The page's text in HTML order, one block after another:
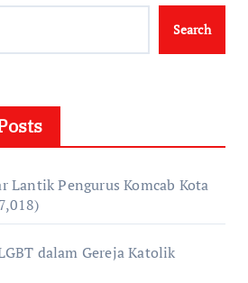
Search
Lantik Pengurus Komcab Kota
dalam Gereja Katolik